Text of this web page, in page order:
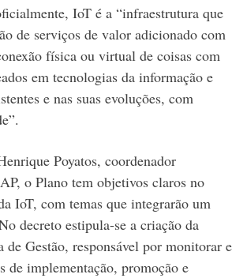
IoT é a “infraestrutura que
de serviços de valor adicionado com
física ou virtual de coisas com
em tecnologias da informação e
e nas suas evoluções, com
Poyatos, coordenador
o Plano tem objetivos claros no
IoT, com temas que integrarão um
decreto estipula-se a criação da
de Gestão, responsável por monitorar e
de implementação, promoção e